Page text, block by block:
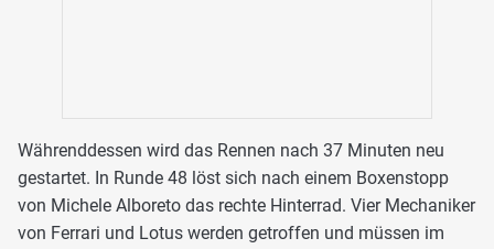
Währenddessen wird das Rennen nach 37 Minuten neu
gestartet. In Runde 48 löst sich nach einem Boxenstopp
von Michele Alboreto das rechte Hinterrad. Vier Mechaniker
von Ferrari und Lotus werden getroffen und müssen im